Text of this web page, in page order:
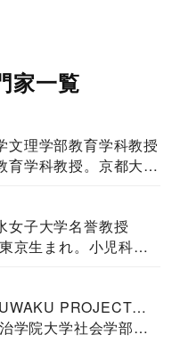
家一覧
文理学部教育学科教授
育学科教授。京都大学
女子大学名誉教授
京生まれ。小児科
PROJECT
覚士・社会福祉士
学院大学社会学部福